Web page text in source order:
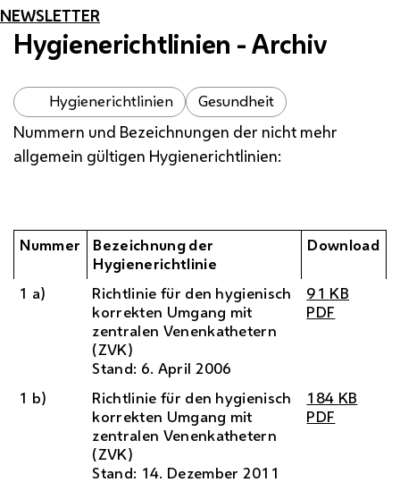
NEWSLETTER
Hygienerichtlinien - Archiv
Hygienerichtlinien Gesundheit
Nummern und Bezeichnungen der nicht mehr
allgemein gültigen Hygienerichtlinien:
Nummer
Bezeichnung der
Hygienerichtlinie
Download
1 a)
Richtlinie für den hygienisch
korrekten Umgang mit
zentralen Venenkathetern
(ZVK)
Stand: 6. April 2006
91 KB
PDF
1 b)
Richtlinie für den hygienisch
korrekten Umgang mit
zentralen Venenkathetern
(ZVK)
Stand: 14. Dezember 2011
184 KB
PDF